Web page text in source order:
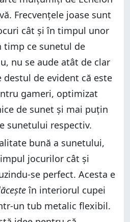
Frecvențele joase sunt
cât și în timpul unor
timp ce sunetul de
nu se aude atât de clar
destul de evident că este
gameri, optimizat
de sunet și mai puțin
sunetului respectiv.
bună a sunetului,
jocurilor cât și
se perfect. Acesta e
în interiorul cupei
un tub metalic flexibil.